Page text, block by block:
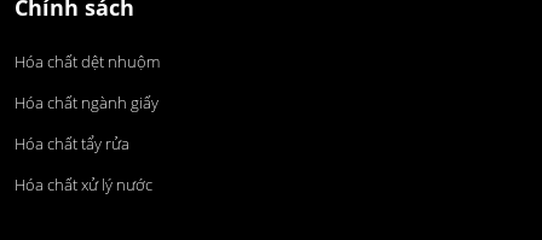
Chính sách
Hóa chất dệt nhuộm
Hóa chất ngành giấy
Hóa chất tẩy rửa
Hóa chất xử lý nước